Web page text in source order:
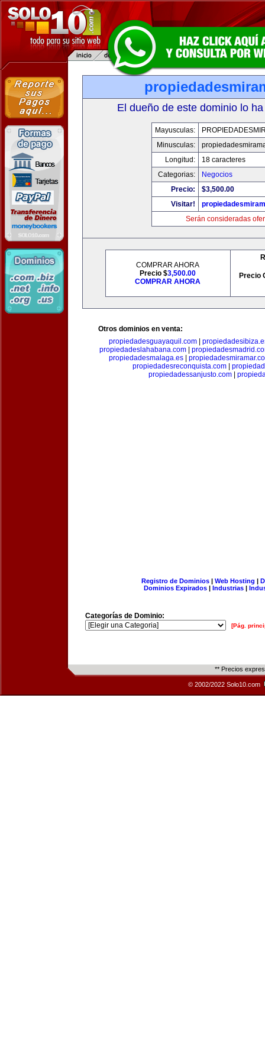
El dueño de este dominio lo
Mayusculas:
Minusculas:
Longitud:
18 caracteres
Categorias:
Negocios
Precio:
$3,500.00
Visitar!
Serán consideradas
COMPRAR AHORA
Precio $3,500.00
COMPRAR AHORA
Precio
Otros dominios en venta:
propiedadesguayaquil.com
propiedadeslahabana.com|
propiedadesmalaga.es|
propiedadesreconquista.com
propiedadessanjusto.com
Registro de Dominios| Web Hosting |
Dominios Expirados | Industrias |
Categorías de Dominio:
[Pág.
** Precios
© 2002/2022 Solo10.com